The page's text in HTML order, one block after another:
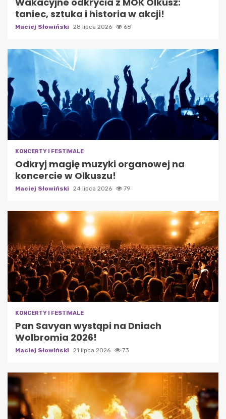
taniec, sztuka i historia w akcji!
Maciej Słowiński 28 lipca 2026 68
KONCERTY I FESTIWALE
Odkryj magię muzyki organowej na
koncercie w Olkuszu!
Maciej Słowiński 24 lipca 2026 79
KONCERTY I FESTIWALE
Pan Savyan wystąpi na Dniach
Wolbromia 2026!
Maciej Słowiński 21 lipca 2026 73